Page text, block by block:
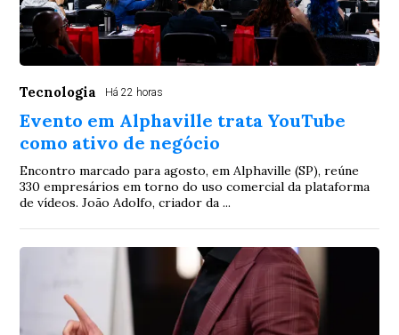
Tecnologia Há 22 horas
Evento em Alphaville trata YouTube
como ativo de negócio
Encontro marcado para agosto, em Alphaville (SP), reúne
330 empresários em torno do uso comercial da plataforma
de vídeos. João Adolfo, criador da ...